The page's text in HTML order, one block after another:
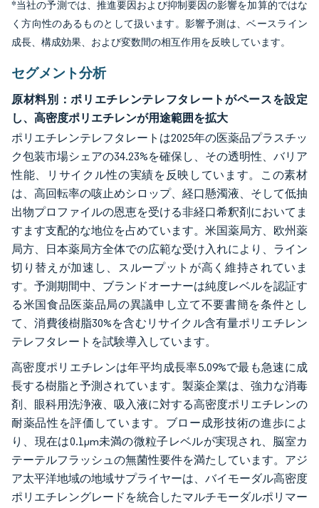
*当社の予測では、推進要因および抑制要因の影響を加算的ではな
く方向性のあるものとして扱います。影響予測は、ベースライン
成長、構成効果、および変数間の相互作用を反映しています。
セグメント分析
原材料別：ポリエチレンテレフタレートがペースを設定
し、高密度ポリエチレンが用途範囲を拡大
ポリエチレンテレフタレートは2025年の医薬品プラスチッ
ク包装市場シェアの34.23%を確保し、その透明性、バリア
性能、リサイクル性の実績を反映しています。この素材
は、高回転率の咳止めシロップ、経口懸濁液、そして低抽
出物プロファイルの恩恵を受ける非経口希釈剤においてま
すます支配的な地位を占めています。米国薬局方、欧州薬
局方、日本薬局方全体での広範な受け入れにより、ライン
切り替えが加速し、スループットが高く維持されていま
す。予測期間中、ブランドオーナーは純度レベルを認証す
る米国食品医薬品局の異議申し立て不要書簡を条件とし
て、消費後樹脂30%を含むリサイクル含有量ポリエチレン
テレフタレートを試験導入しています。
高密度ポリエチレンは年平均成長率5.09%で最も急速に成
長する樹脂と予測されています。製薬企業は、強力な消毒
剤、眼科用洗浄液、吸入液に対する高密度ポリエチレンの
耐薬品性を評価しています。ブロー成形技術の進歩によ
り、現在は0.1µm未満の微粒子レベルが実現され、脳室カ
テーテルフラッシュの無菌性要件を満たしています。アジ
ア太平洋地域の地域サプライヤーは、バイモーダル高密度
ポリエチレングレードを統合したマルチモーダルポリマー